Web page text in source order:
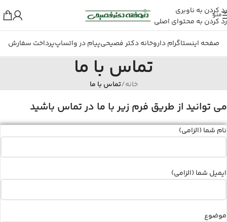
رد کردن به ناوبری
رد کردن به محتوای اصلی
منو
صفحه اینستاگرام داروخانه دکتر فصیحیپیام در واتساپپرداخت سفارش
تماس با ما
خانه/تماس با ما
می توانید از طریق فرم زیر با ما در تماس باشید
نام شما (الزامی)
ایمیل شما (الزامی)
موضوع